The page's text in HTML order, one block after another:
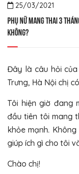
25/03/2021
PHỤ NỮ MANG THAI 3
KHÔNG?
Đây là câu hỏi
Trưng, Hà Nội chị
Tôi hiện giờ đang
đầu tiên tôi mang
khỏe mạnh.
giúp ích gì cho tôi
Chào chị!